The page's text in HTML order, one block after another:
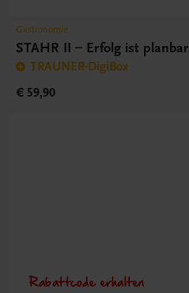
Gastronomie
STAHR II – Erfolg ist planbar
TRAUNER-DigiBox
€ 59,90
Rabattcode erhalten